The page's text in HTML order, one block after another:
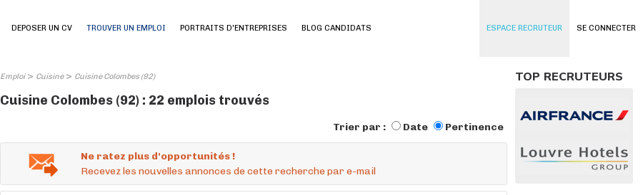
SE CONNECTER
DEPOSER UN CV TROUVER UN EMPLOI PORTRAITS D'ENTREPRISES BLOG CANDIDATS ESPACE RECRUTEUR
Emploi> Cuisine> Cuisine Colombes (92)
Cuisine Colombes (92) : 22 emplois trouvés
Trier par : Date Pertinence
Ne ratez plus d'opportunités !
Recevez les nouvelles annonces de cette recherche par e-mail
TOP RECRUTEURS